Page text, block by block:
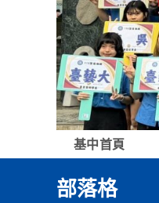
基中首頁
部落格